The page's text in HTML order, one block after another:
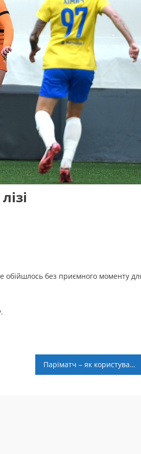
обійшлось без приємного моменту
Паріматч – як користуватися ставками та казино з телефона в Україні